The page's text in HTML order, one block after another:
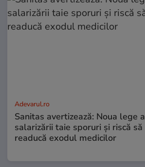
Adevarul.ro
Sanitas avertizează: Noua lege a
salarizării taie sporuri și riscă să
readucă exodul medicilor